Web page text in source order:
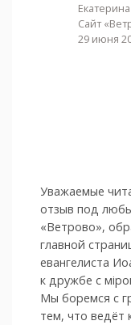
Сайт
29 июня
Уважаемые
отзыв под
«Ветрово»,
главной
евангелиста
к дружбе с
Мы боремся с
тем, что ведёт